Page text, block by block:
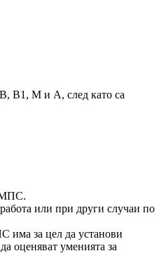
В, В1, М и А, след като са
МПС.
или при други случаи по
има за цел да установи
оценяват уменията за